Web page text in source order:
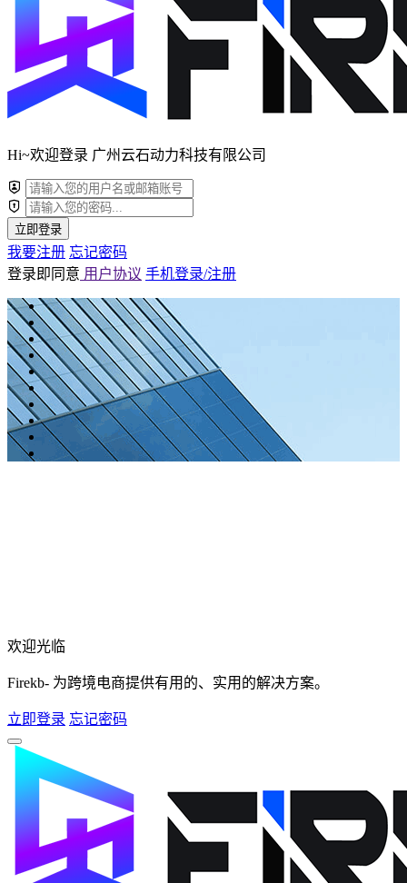
Hi~欢迎登录 广州云石动力科技有限公司
立即登录
我要注册 忘记密码
登录即同意 用户协议 手机登录/注册
欢迎光临
Firekb- 为跨境电商提供有用的、实用的解决方案。
立即登录 忘记密码